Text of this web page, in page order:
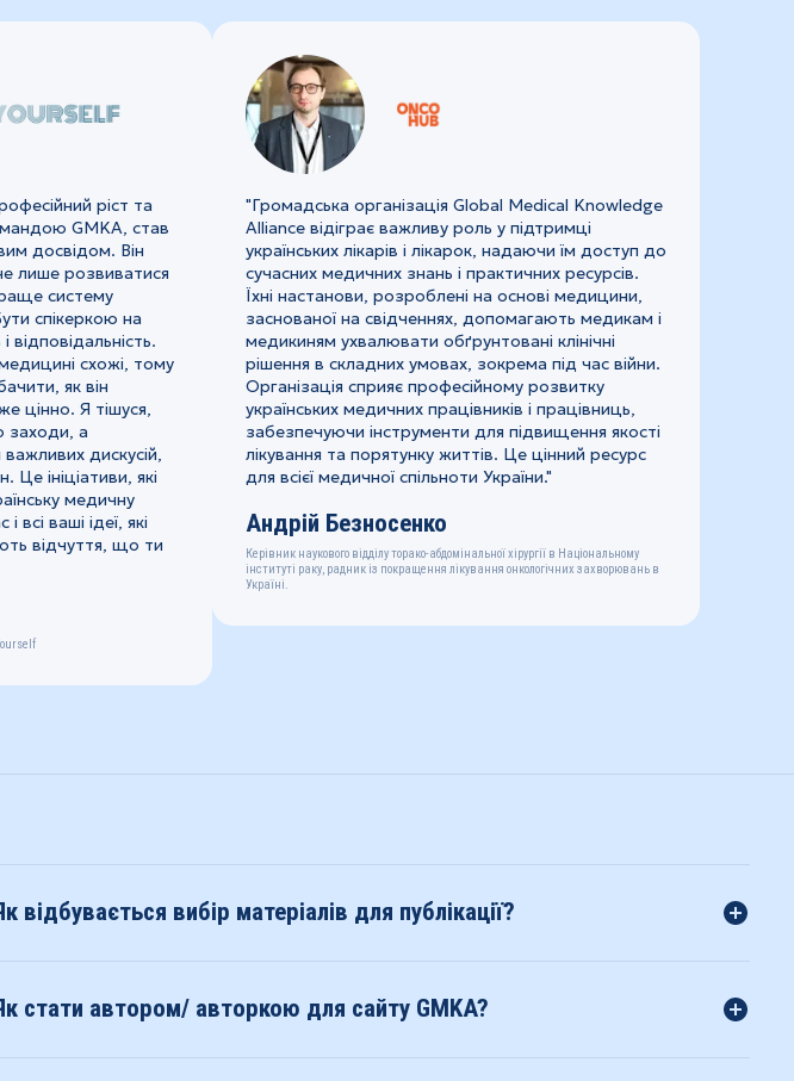
ріст та
GMKA, став
досвідом. Він
лише розвиватися
систему
спікеркою на
відповідальність.
схожі, тому
як він
цінно. Я тішуся,
заходи, а
дискусій,
ініціативи, які
медичну
всі ваші ідеї, які
відчуття, що ти
"Громадська організація Global Medical Knowledge
Alliance відіграє важливу роль у підтримці
українських лікарів і лікарок, надаючи їм доступ до
сучасних медичних знань і практичних ресурсів.
Їхні настанови, розроблені на основі медицини,
заснованої на свідченнях, допомагають медикам і
медикиням ухвалювати обґрунтовані клінічні
рішення в складних умовах, зокрема під час війни.
Організація сприяє професійному розвитку
українських медичних працівників і працівниць,
забезпечуючи інструменти для підвищення якості
лікування та порятунку життів. Це цінний ресурс
для всієї медичної спільноти України."
Андрій Безносенко
Керівник наукового відділу торако-абдомінальної хірургії в Національному
інституті раку, радник із покращення лікування онкологічних захворювань в
Україні.
відбувається вибір матеріалів для публікації?
стати автором/ авторкою для сайту GMKA?